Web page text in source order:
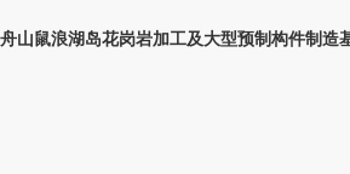
舟山鼠浪湖岛花岗岩加工及大型预制构件制造